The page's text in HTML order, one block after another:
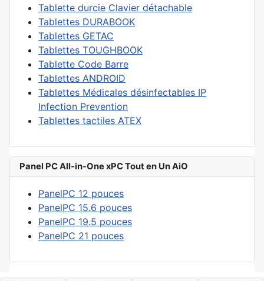
Tablette durcie Clavier détachable
Tablettes DURABOOK
Tablettes GETAC
Tablettes TOUGHBOOK
Tablette Code Barre
Tablettes ANDROID
Tablettes Médicales désinfectables IP
Infection Prevention
Tablettes tactiles ATEX
Panel PC All-in-One xPC Tout en Un AiO
PanelPC 12 pouces
PanelPC 15.6 pouces
PanelPC 19.5 pouces
PanelPC 21 pouces